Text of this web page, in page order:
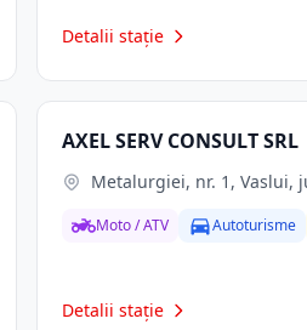
Detalii stație
AXEL SERV CONSULT SRL
Metalurgiei, nr. 1, Vaslui,
Moto / ATV Autoturisme
Detalii stație